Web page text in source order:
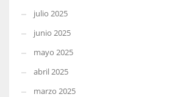
julio 2025
junio 2025
mayo 2025
abril 2025
marzo 2025